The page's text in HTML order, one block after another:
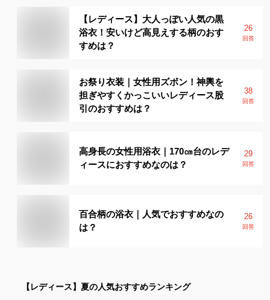
【レディース】大人っぽい人気の黒
浴衣！安いけど高見えする柄のおす
すめは？
26
回答
お祭り衣装｜女性用ズボン！神輿を
担ぎやすくかっこいいレディース股
引のおすすめは？
38
回答
高身長の女性用浴衣｜170㎝台のレデ
ィースにおすすめなのは？
29
回答
百合柄の浴衣｜人気でおすすめなの
は？
26
回答
【レディース】 夏の人気おすすめランキング